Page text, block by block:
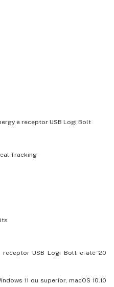
e receptor USB Logi Bolt
Tracking
USB Logi Bolt e até 20
11 ou superior, macOS 10.10